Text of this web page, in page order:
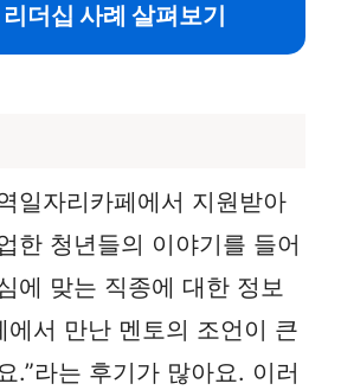
더십 사례 살펴보기
일자리카페에서 지원받아
한 청년들의 이야기를 들어
에 맞는 직종에 대한 정보
에서 만난 멘토의 조언이 큰
.”라는 후기가 많아요. 이러